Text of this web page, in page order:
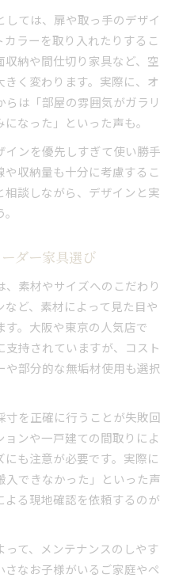
ては、扉や取っ手のデザイ
ラーを取り入れたりするこ
納や間仕切り家具など、空
く変わります。実際に、オ
は「部屋の雰囲気がガラリ
なった」といった声も。
ンを優先しすぎて使い勝手
収納量も十分に考慮するこ
相談しながら、デザインと実
ダー家具選び
素材やサイズへのこだわり
ど、素材によって見た目や
。大阪や東京の人気店で
持されていますが、コスト
部分的な無垢材使用も選択
を正確に行うことが失敗回
ンや一戸建ての間取りによ
も注意が必要です。実際に
入できなかった」といった声
る現地確認を依頼するのが
て、メンテナンスのしやす
なお子様がいるご家庭やペ